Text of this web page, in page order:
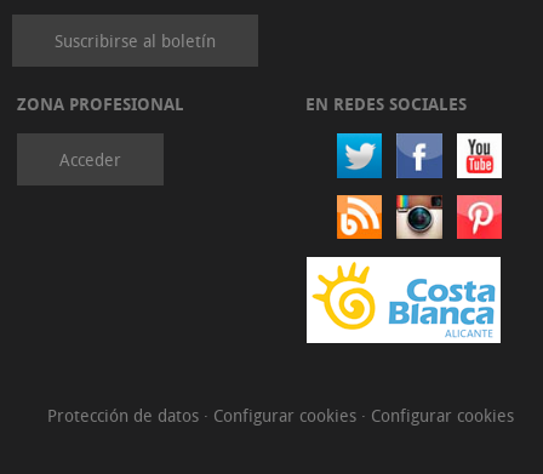
Suscribirse al boletín
ZONA PROFESIONAL
Acceder
EN REDES SOCIALES
Protección de datos · Configurar cookies · Configurar cookies